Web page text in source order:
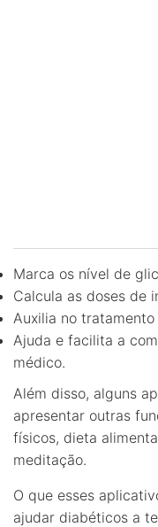
Marca os nível de
Calcula as doses de
Auxilia no
Ajuda e facilita a
médico.
Além disso, alguns
apresentar outras
físicos, dieta
meditação.
O que esses
ajudar diabéticos a